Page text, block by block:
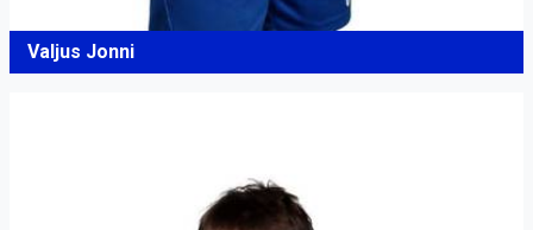
Valjus Jonni